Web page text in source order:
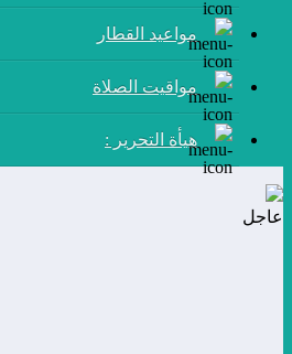
مواعيد القطار
مواقيت الصلاة
هيأة التحرير :
عاجل